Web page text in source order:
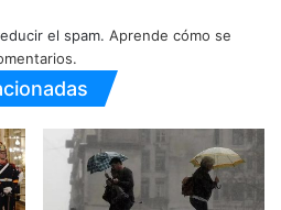
el spam. Aprende cómo se